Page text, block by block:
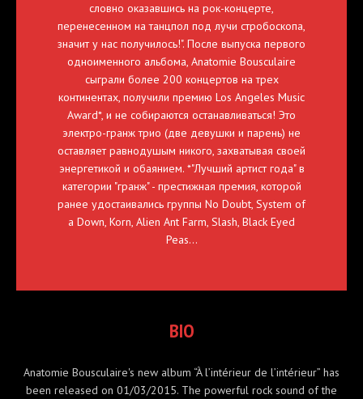
словно оказавшись на рок-концерте,
перенесенном на танцпол под лучи стробоскопа,
значит у нас получилось!". После выпуска первого
одноименного альбома, Anatomie Bousculaire
сыграли более 200 концертов на трех
континентах, получили премию Los Angeles Music
Award*, и не собираются останавливаться! Это
электро-гранж трио (две девушки и парень) не
оставляет равнодушым никого, захватывая своей
энергетикой и обаянием. *"Лучший артист года" в
категории "гранж" - престижная премия, которой
ранее удостаивались группы No Doubt, System of
a Down, Korn, Alien Ant Farm, Slash, Black Eyed
Peas…
BIO
Anatomie Bousculaire's new album “À l’intérieur de l’intérieur” has
been released on 01/03/2015. The powerful rock sound of the